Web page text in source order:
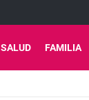
SALUD FAMILIA